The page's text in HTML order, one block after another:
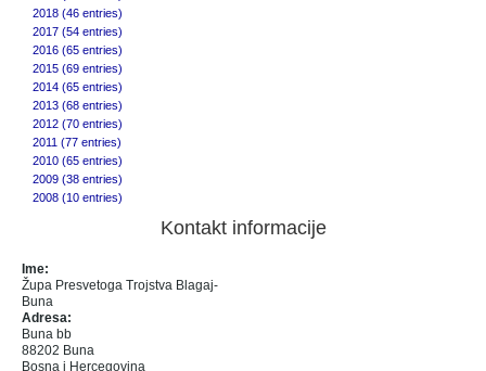
2018 (46 entries)
2017 (54 entries)
2016 (65 entries)
2015 (69 entries)
2014 (65 entries)
2013 (68 entries)
2012 (70 entries)
2011 (77 entries)
2010 (65 entries)
2009 (38 entries)
2008 (10 entries)
Kontakt informacije
Ime:
Župa Presvetoga Trojstva Blagaj-
Buna
Adresa:
Buna bb
88202 Buna
Bosna i Hercegovina